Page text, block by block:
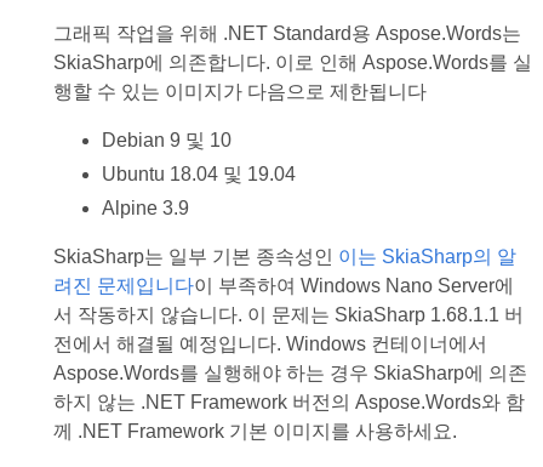
그래픽 작업을 위해 .NET Standard용 Aspose.Words는
SkiaSharp에 의존합니다. 이로 인해 Aspose.Words를 실
행할 수 있는 이미지가 다음으로 제한됩니다
Debian 9 및 10
Ubuntu 18.04 및 19.04
Alpine 3.9
SkiaSharp는 일부 기본 종속성인 이는 SkiaSharp의 알
려진 문제입니다이 부족하여 Windows Nano Server에
서 작동하지 않습니다. 이 문제는 SkiaSharp 1.68.1.1 버
전에서 해결될 예정입니다. Windows 컨테이너에서
Aspose.Words를 실행해야 하는 경우 SkiaSharp에 의존
하지 않는 .NET Framework 버전의 Aspose.Words와 함
께 .NET Framework 기본 이미지를 사용하세요.